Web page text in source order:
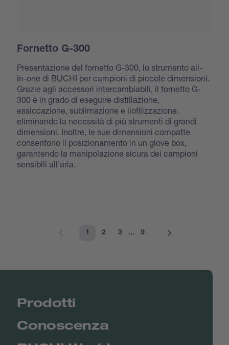
Fornetto G-300
Presentazione del fornetto G-300, lo strumento all-
in-one di BUCHI per campioni di piccole dimensioni.
Grazie agli accessori intercambiabili, il fornetto G-
300 è in grado di eseguire distillazione,
essiccazione, sublimazione e liofilizzazione,
eliminando la necessità di più strumenti di grandi
dimensioni. Inoltre, le sue dimensioni compatte
consentono il posizionamento in un glove box,
garantendo la manipolazione sicura dei campioni
sensibili all'aria.
1 2 3 ... 9
Prodotti
Conoscenza